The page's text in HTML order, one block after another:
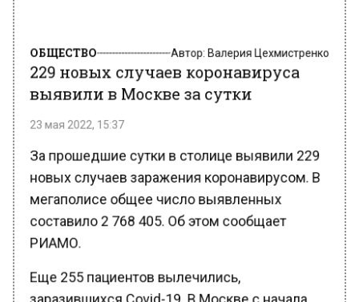
229 новых случаев коронавируса
выявили в Москве за сутки
За прошедшие сутки в столице выявили 229
новых случаев заражения коронавирусом. В
мегаполисе общее число выявленных
составило 2 768 405. Об этом сообщает
РИАМО.
Еще 255 пациентов вылечились,
заразившихся Covid-19. В Москве с начала